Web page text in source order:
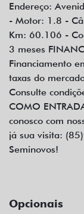
Endereço:
- Motor: 1.8 -
Km: 60.106 -
3 meses
Financiamento
taxas do
Consulte
COMO
conosco com
já sua visita:
Seminovos!
Opcionais